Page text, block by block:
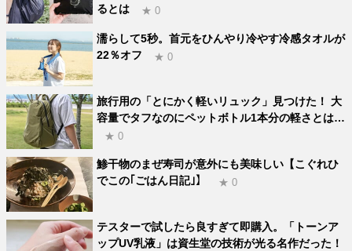
るとは
★ 0
濡らして5秒。首元をひんやり冷やす冷感タオルが
22％オフ
★ 0
旅行用の「とにかく軽いリュック」見つけた！ 大
容量でタフなのにペットボトル1本分の軽さとは…
★ 0
鯵干物のまぜ寿司が意外にも美味しい【こぐれひ
でこの｢ごはん日記｣】
★ 0
テスターで試したら良すぎて即購入。「トーンア
ップUV乳液」は資生堂の技術が光る名作だった！